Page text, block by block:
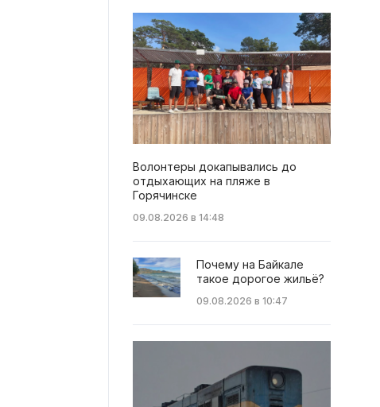
Волонтеры докапывались до
отдыхающих на пляже в
Горячинске
09.08.2026 в 14:48
Почему на Байкале
такое дорогое жильё?
09.08.2026 в 10:47